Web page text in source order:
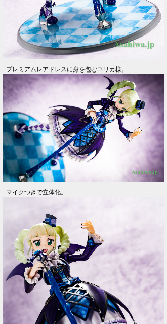
プレミアムレアドレスに身を包むユリカ様。
マイクつきで立体化。